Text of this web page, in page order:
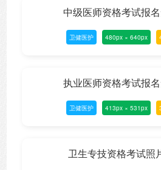
中级医师资格考试报
卫健医护 480px × 640px
执业医师资格考试报
卫健医护 413px × 531px
卫生专技资格考试照